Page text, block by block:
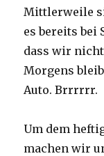
Mittlerweile
es bereits bei
dass wir
Morgens
Auto. Brrrrrr.
Um dem
machen wir